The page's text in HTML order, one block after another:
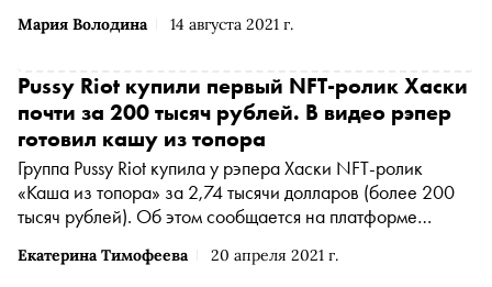
Мария Володина 14 августа 2021 г.
Эрмитажа опубликовано в его телеграм-канале
Екатерина Тимофеева 20 апреля 2021 г.
Pussy Riot купили первый NFT-ролик Хаски
почти за 200 тысяч рублей. В видео рэпер
готовил кашу из топора
Группа Pussy Riot купила у рэпера Хаски NFT-ролик
«Каша из топора» за 2,74 тысячи долларов (более 200
тысяч рублей). Об этом сообщается на платформе